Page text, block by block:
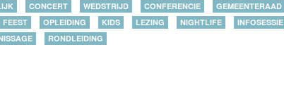
CONCERT WEDSTRIJD CONFERENCIE GEMEENTERAAD
FEEST OPLEIDING KIDS LEZING NIGHTLIFE INFOSESSIE
RONDLEIDING